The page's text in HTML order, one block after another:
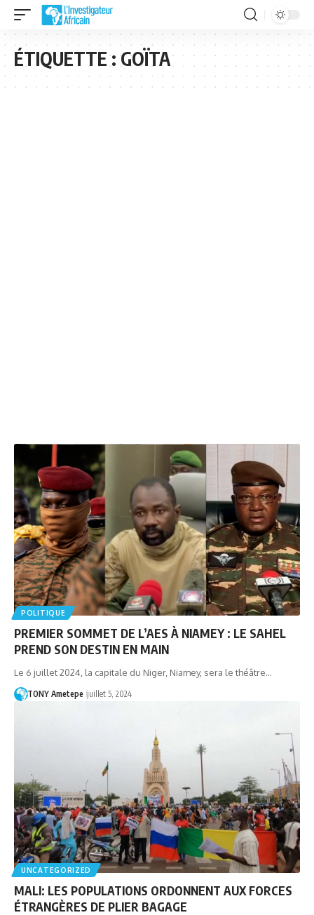
ÉTIQUETTE :GOÏTA
POLITIQUE
PREMIER SOMMET DE L’AES À NIAMEY : LE SAHEL
PREND SON DESTIN EN MAIN
Le 6 juillet 2024, la capitale du Niger, Niamey, sera le théâtre…
TONY Ametepe juillet 5, 2024
UNCATEGORIZED
MALI: LES POPULATIONS ORDONNENT AUX FORCES
ÉTRANGÈRES DE PLIER BAGAGE